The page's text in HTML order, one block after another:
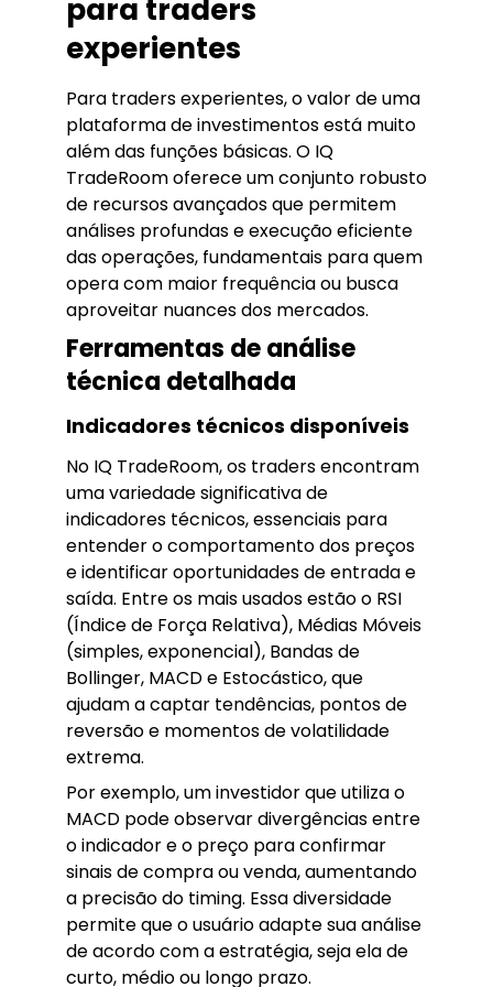
para traders
experientes
Para traders experientes, o valor de uma
plataforma de investimentos está muito
além das funções básicas. O IQ
TradeRoom oferece um conjunto robusto
de recursos avançados que permitem
análises profundas e execução eficiente
das operações, fundamentais para quem
opera com maior frequência ou busca
aproveitar nuances dos mercados.
Ferramentas de análise
técnica detalhada
Indicadores técnicos disponíveis
No IQ TradeRoom, os traders encontram
uma variedade significativa de
indicadores técnicos, essenciais para
entender o comportamento dos preços
e identificar oportunidades de entrada e
saída. Entre os mais usados estão o RSI
(Índice de Força Relativa), Médias Móveis
(simples, exponencial), Bandas de
Bollinger, MACD e Estocástico, que
ajudam a captar tendências, pontos de
reversão e momentos de volatilidade
extrema.
Por exemplo, um investidor que utiliza o
MACD pode observar divergências entre
o indicador e o preço para confirmar
sinais de compra ou venda, aumentando
a precisão do timing. Essa diversidade
permite que o usuário adapte sua análise
de acordo com a estratégia, seja ela de
curto, médio ou longo prazo.